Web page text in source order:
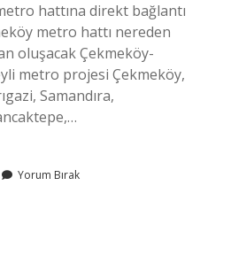
hattına direkt bağlantı
metro hattı nereden
oluşacak Çekmeköy-
metro projesi Çekmeköy,
Samandıra,
Yorum Bırak